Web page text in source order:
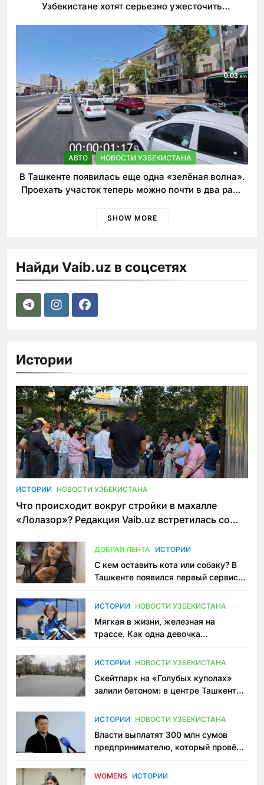
Узбекистане хотят серьезно ужесточить
АВТО НОВОСТИ УЗБЕКИСТАНА
В Ташкенте появилась еще одна «зелёная волна».
Проехать участок теперь можно почти в два раза
SHOW MORE
Найди Vaib.uz в соцсетях
Истории
ИСТОРИИ НОВОСТИ УЗБЕКИСТАНА
Что происходит вокруг стройки в махалле
«Лолазор»? Редакция Vaib.uz встретилась со
ДОБРАЯ ЛЕНТА ИСТОРИИ
С кем оставить кота или собаку? В
Ташкенте появился первый сервис
ИСТОРИИ НОВОСТИ УЗБЕКИСТАНА
Мягкая в жизни, железная на
трассе. Как одна девочка
Узбекистане
ИСТОРИИ НОВОСТИ УЗБЕКИСТАНА
Скейтпарк на «Голубых куполах»
залили бетоном: в центре Ташкента
пространство
ИСТОРИИ НОВОСТИ УЗБЕКИСТАНА
Власти выплатят 300 млн сумов
предпринимателю, который провёл
приговору
WOMENS ИСТОРИИ